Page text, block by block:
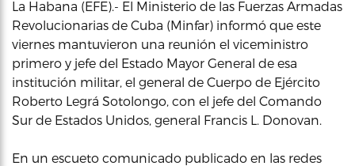
La Habana (EFE).- El Ministerio de las Fuerzas Armadas
Revolucionarias de Cuba (Minfar) informó que este
viernes mantuvieron una reunión el viceministro
primero y jefe del Estado Mayor General de esa
institución militar, el general de Cuerpo de Ejército
Roberto Legrá Sotolongo, con el jefe del Comando
Sur de Estados Unidos, general Francis L. Donovan.
En un escueto comunicado publicado en las redes